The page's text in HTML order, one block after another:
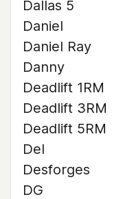
Dallas 5
Daniel
Daniel Ray
Danny
Deadlift 1RM
Deadlift 3RM
Deadlift 5RM
Del
Desforges
DG